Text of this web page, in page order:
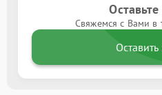
Свяжемся с Вами в
Оставить